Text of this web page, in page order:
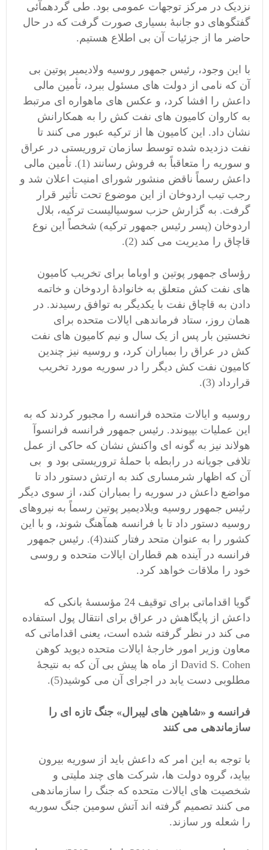
نزدیک در مرکز توجهات عمومی بود. طی گردهمآئی
گفتگوهای دو جانبۀ بسیاری صورت گرفت که در حال
حاضر ما از جزئیات آن بی اطلاع هستیم.
با این وجود، رئیس جمهور روسیه ولادیمیر پوتین بی
آن که نامی از دولت های مسئول ببرد، تأمین مالی
داعش را افشا کرد، و عکس های ماهواره ای مرتبط
به کاروان کامیون های نفت کش را به همکارانش
نشان داد. این کامیون ها از ترکیه عبور می کنند تا
نفت دزدیده شده توسط سازمان تروریستی در عراق
و سوریه را متعاقباً به فروش رسانند (1). تأمین مالی
داعش رسماً ناقض منشور شورای امنیت اعلان شد و
رجب تیب اردوخان از این موضوع تحت تأثیر قرار
گرفت. به گزارش حزب سوسیالیست ترکیه، بلال
اردوخان (پسر رئیس جمهور ترکیه) شخصاً این نوع
قاچاق را مدیریت می کند (2).
رؤسای جمهور پوتین و اوباما برای تخریب کامیون
های نفت کش متعلق به خانوادۀ اردوخان و خاتمه
دادن به قاچاق نفت با یکدیگر به توافق رسیدند. در
همان روز، ستاد فرماندهی ایالات متحده برای
نخستین بار پس از یک سال و نیم کامیون های نفت
کش در عراق را بمباران کرد، و روسیه نیز چندین
کامیون نفت کش دیگر را در سوریه مورد تخریب
قرارداد (3).
روسیه و ایالات متحده فرانسه را مجبور کردند که به
این عملیات بپیوندد. رئیس جمهور فرانسه فرانسوآ
هولاند نیز به گونه ای واکنش نشان که حاکی از عمل
تلافی جویانه در رابطه با حملۀ تروریستی بود و بی
آن که اظهار شرمساری کند به ارتش دستور داد تا
مواضع داعش در سوریه را بمباران کند، از سوی دیگر
رئیس جمهور روسیه ویلادیمیر پوتین رسماً به نیروهای
روسیه دستور داد تا با فرانسه همآهنگ شوند، و با این
کشور را به عنوان متحد رفتار کنند(4). رئیس جمهور
فرانسه در آینده هم قطاران ایالات متحده و روسی
خود را ملاقات خواهد کرد.
گویا اقداماتی برای توقیف 24 مؤسسۀ بانکی که
داعش از پایگاهش در عراق برای انتقال پول استفاده
می کند در نظر گرفته شده است، یعنی اقداماتی که
معاون وزیر امور خارجۀ ایالات متحده دیوید کوهن
David S. Cohen از ماه ها پیش بی آن که به نتیجۀ
مطلوبی دست یابد در اجرای آن می کوشید(5).
فرانسه و «شاهین های لیبرال» جنگ تازه ای را
سازماندهی می کنند
با توجه به این امر که داعش باید از سوریه بیرون
بیاید، گروه دولت ها، شرکت های چند ملیتی و
شخصیت های ایالات متحده که جنگ را سازماندهی
می کنند تصمیم گرفته اند آتش سومین جنگ سوریه
را شعله ور سازند.